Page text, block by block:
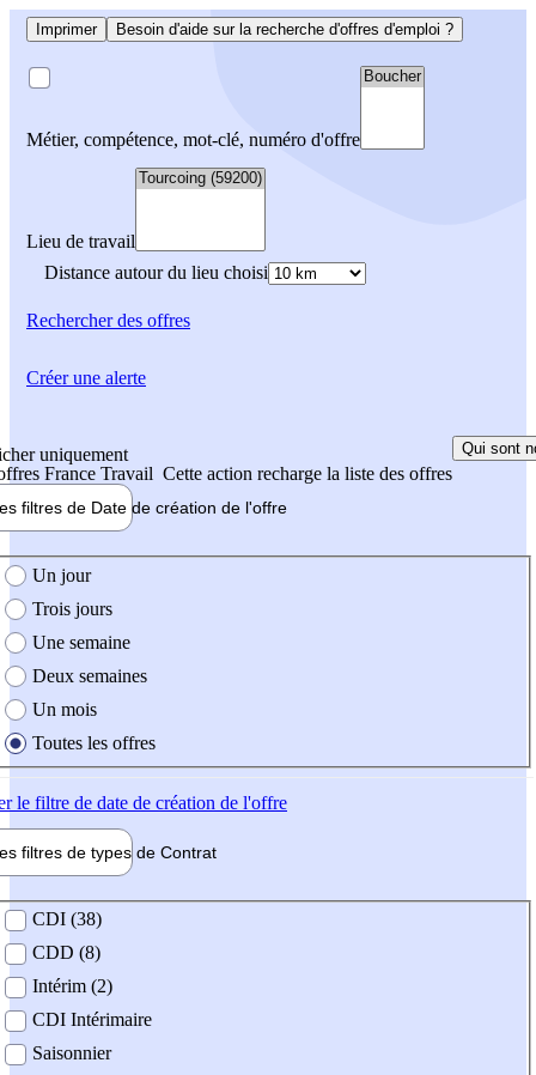
Imprimer Besoin d'aide sur la recherche d'offres d'emploi ?
Métier, compétence, mot-clé, numéro d'offre
Lieu de travail
Distance autour du lieu choisi
Rechercherdes offres
uniquement
France Travail Cette action recharge la liste des offres
Qui sont
filtres de Date de création de l'offre
création de l'offre
Un jour
Trois jours
Une semaine
Deux semaines
Un mois
Toutes les offres
le filtre de date de création de l'offre
filtres de types de Contrat
contrat
CDI (38)
CDD (8)
Intérim (2)
CDI Intérimaire
Saisonnier
Créer une alerte